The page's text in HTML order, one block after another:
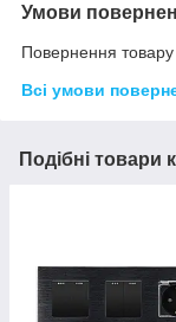
Умови
Повернення
Всі умови
Подібні товари